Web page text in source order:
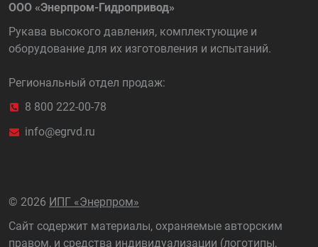
ООО «Энерпром-Гидропривод»
Рукава высокого давления, комплектующие и
оборудование для их изготовления и испытаний.
Региональный отдел продаж:
8 800 222-00-78
info@egrvd.ru
© 2026 ИПГ «Энерпром»
Сайт содержит материалы, охраняемые авторским
правом, и средства индивидуализации (логотипы,